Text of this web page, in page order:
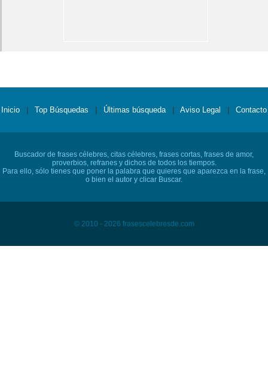
Inicio Top Búsquedas Últimas búsqueda Aviso Legal Contacto
Buscador de frases célebres, citas célebres, frases cortas, frases de amor,
proverbios, refranes y dichos de todos los tiempos.
Para ello, sólo tienes que poner la palabra que quieres que aparezca en la frase,
o bien el autor y clicar Buscar.
© 2010 - 2026 frasescelebresde.com